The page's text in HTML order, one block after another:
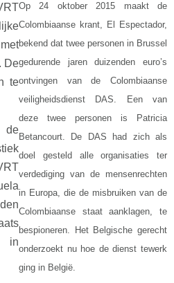
De
te
de
in
Op 24 oktober 2015 maakt de
Colombiaanse krant, El Espectador,
bekend dat twee personen in Brussel
gedurende jaren duizenden euro’s
ontvingen van de Colombiaanse
veiligheidsdienst DAS. Een van
deze twee personen is Patricia
Betancourt. De DAS had zich als
doel gesteld alle organisaties ter
verdediging van de mensenrechten
in Europa, die de misbruiken van de
Colombiaanse staat aanklagen, te
bespioneren. Het Belgische gerecht
onderzoekt nu hoe de dienst tewerk
ging in België.